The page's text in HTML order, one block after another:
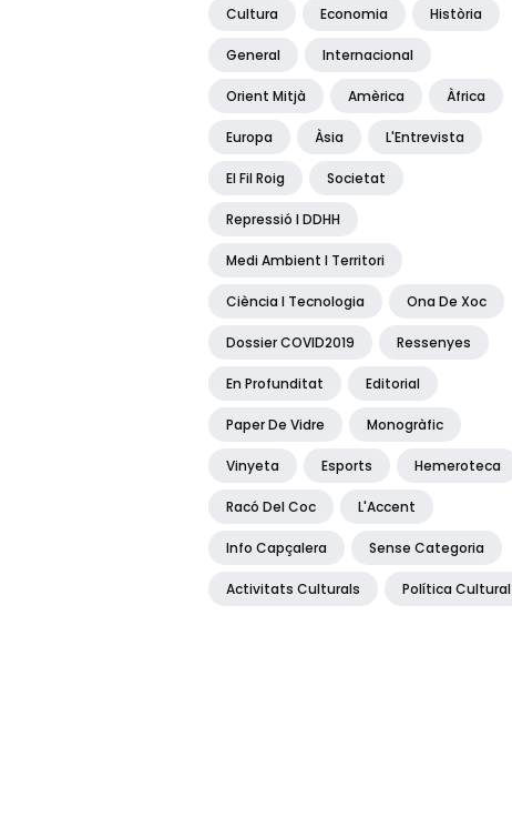
Cultura Economia Història
General Internacional
Orient Mitjà Amèrica Àfrica
Europa Àsia L'Entrevista
El Fil Roig Societat
Repressió I DDHH
Medi Ambient I Territori
Ciència I Tecnologia Ona De Xoc
Dossier COVID2019 Ressenyes
En Profunditat Editorial
Paper De Vidre Monogràfic
Vinyeta Esports Hemeroteca
Racó Del Coc L'Accent
Info Capçalera Sense Categoria
Activitats Culturals Política Cultural